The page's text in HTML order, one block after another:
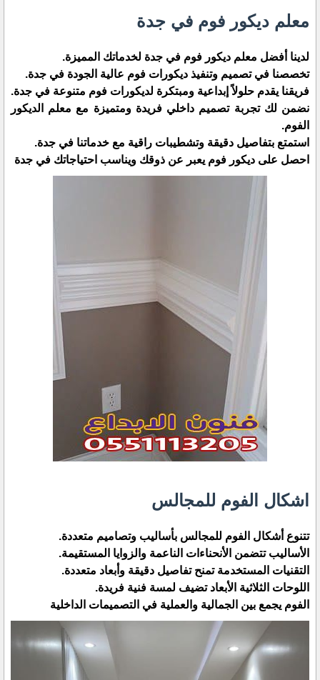
معلم ديكور فوم في جدة
لدينا أفضل معلم ديكور فوم في جدة لخدماتك المميزة.
تخصصنا في تصميم وتنفيذ ديكورات فوم عالية الجودة في جدة.
فريقنا يقدم حلولاً إبداعية ومبتكرة لديكورات فوم متنوعة في جدة.
نضمن لك تجربة تصميم داخلي فريدة ومتميزة مع معلم الديكور
الفوم.
استمتع بتفاصيل دقيقة وتشطيبات راقية مع خدماتنا في جدة.
احصل على ديكور فوم يعبر عن ذوقك ويناسب احتياجاتك في جدة
اشكال الفوم للمجالس
تتنوع أشكال الفوم للمجالس بأساليب وتصاميم متعددة.
الأساليب تتضمن الأنحناءات الناعمة والزوايا المستقيمة.
التقنيات المستخدمة تمنح تفاصيل دقيقة وأبعاد متعددة.
اللوحات الثلاثية الأبعاد تضيف لمسة فنية فريدة.
الفوم يجمع بين الجمالية والعملية في التصميمات الداخلية